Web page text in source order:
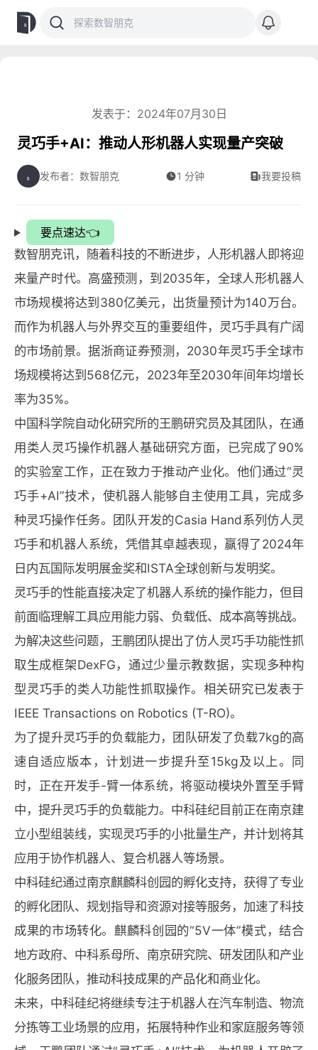
发表于：2024年07月30日
灵巧手+AI：推动人形机器人实现量产突破
发布者：数智朋克 1 分钟 我要投稿
要点速达👈
数智朋克讯，随着科技的不断进步，人形机器人即将迎
来量产时代。高盛预测，到2035年，全球人形机器人
市场规模将达到380亿美元，出货量预计为140万台。
而作为机器人与外界交互的重要组件，灵巧手具有广阔
的市场前景。据浙商证券预测，2030年灵巧手全球市
场规模将达到568亿元，2023年至2030年间年均增长
率为35%。
中国科学院自动化研究所的王鹏研究员及其团队，在通
用类人灵巧操作机器人基础研究方面，已完成了90%
的实验室工作，正在致力于推动产业化。他们通过“灵
巧手+AI”技术，使机器人能够自主使用工具，完成多
种灵巧操作任务。团队开发的Casia Hand系列仿人灵
巧手和机器人系统，凭借其卓越表现，赢得了2024年
日内瓦国际发明展金奖和ISTA全球创新与发明奖。
灵巧手的性能直接决定了机器人系统的操作能力，但目
前面临理解工具应用能力弱、负载低、成本高等挑战。
为解决这些问题，王鹏团队提出了仿人灵巧手功能性抓
取生成框架DexFG，通过少量示教数据，实现多种构
型灵巧手的类人功能性抓取操作。相关研究已发表于
IEEE Transactions on Robotics (T-RO)。
为了提升灵巧手的负载能力，团队研发了负载7kg的高
速自适应版本，计划进一步提升至15kg及以上。同
时，正在开发手-臂一体系统，将驱动模块外置至手臂
中，提升灵巧手的负载能力。中科硅纪目前正在南京建
立小型组装线，实现灵巧手的小批量生产，并计划将其
应用于协作机器人、复合机器人等场景。
中科硅纪通过南京麒麟科创园的孵化支持，获得了专业
的孵化团队、规划指导和资源对接等服务，加速了科技
成果的市场转化。麒麟科创园的“5V一体”模式，结合
地方政府、中科系母所、南京研究院、研发团队和产业
化服务团队，推动科技成果的产品化和商业化。
未来，中科硅纪将继续专注于机器人在汽车制造、物流
分拣等工业场景的应用，拓展特种作业和家庭服务等领